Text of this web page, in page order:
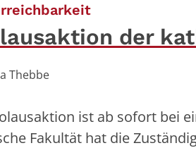
:
der
Thebbe
ist ab sofort bei
Fakultät hat die